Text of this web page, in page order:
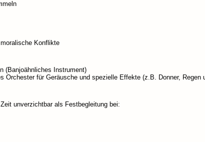
Konflikte
(Banjoähnliches Instrument)
Orchester für Geräusche und spezielle Effekte (z.B. Donner, Regen
unverzichtbar als Festbegleitung bei: